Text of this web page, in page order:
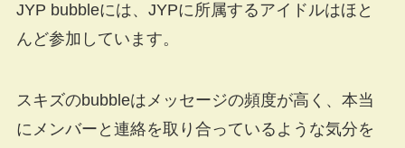
JYP bubbleには、JYPに所属するアイドルはほと
んど参加しています。
スキズのbubbleはメッセージの頻度が高く、本当
にメンバーと連絡を取り合っているような気分を